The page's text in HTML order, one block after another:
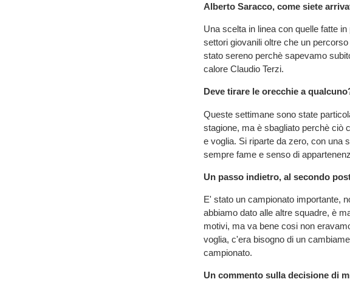
Alberto Saracco, come siete
Una scelta in linea con quelle fatte
settori giovanili oltre che un
stato sereno perchè sapevamo
calore Claudio Terzi.
Deve tirare le orecchie a
Queste settimane sono state
stagione, ma è sbagliato perchè ciò
e voglia. Si riparte da zero, con una
sempre fame e senso di
Un passo indietro, al secondo
E' stato un campionato importante,
abbiamo dato alle altre squadre, è
motivi, ma va bene cosi non
voglia, c'era bisogno di un
campionato.
Un commento sulla decisione di